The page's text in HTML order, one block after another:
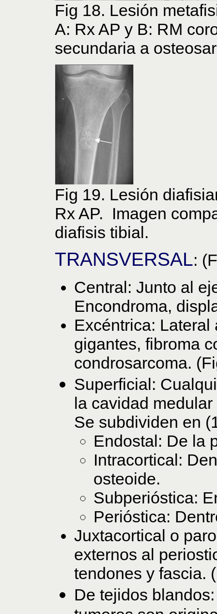
Fig 18. Lesión
A: Rx AP y B: RM
secundaria a
Fig 19. Lesión
Rx AP. Imagen
diafisis tibial.
TRANSVERSAL:
Central: Junto al
Encondroma,
Excéntrica:
gigantes, fibroma
condrosarcoma.
Superficial:
la cavidad
Se subdividen en
Endostal: De la
Intracortical:
osteoide.
Subperióstica:
Perióstica:
Juxtacortical o
externos al
tendones y fascia.
De tejidos